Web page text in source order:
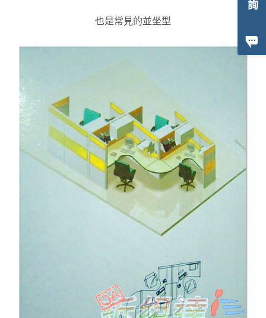
也是常見的並坐型